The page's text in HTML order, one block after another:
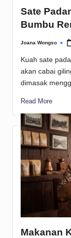
Sate
Bumbu
Posted
Joana Wongso
Kuah sate
akan cabai
dimasak
Read More
Makanan